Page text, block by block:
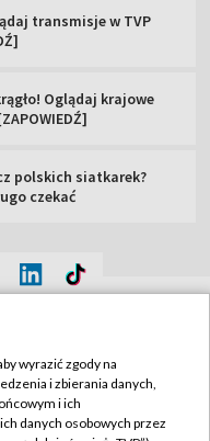
transmisje w TVP
Oglądaj krajowe
polskich siatkarek?
czekać
wyrazić zgody na
i zbierania danych,
i ich
danych osobowych przez